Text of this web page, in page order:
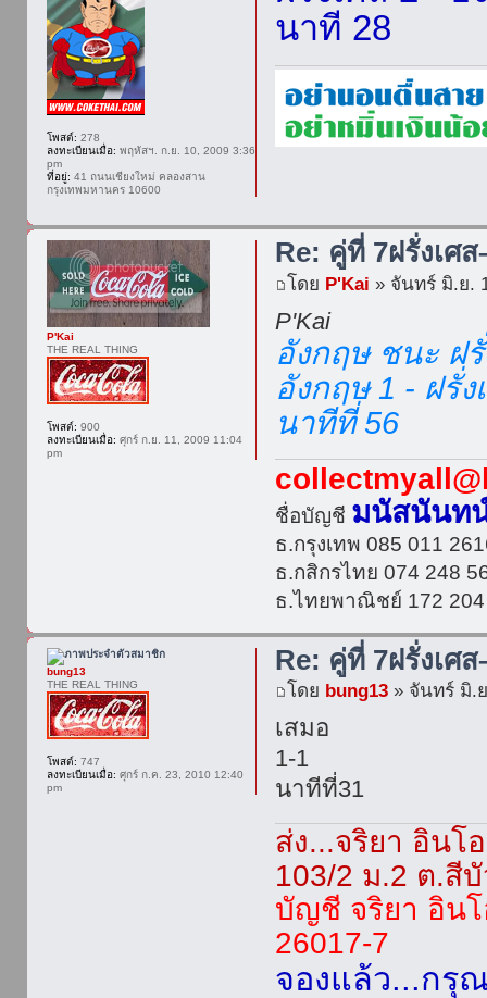
นาที 28
โพสต์: 278
ลงทะเบียนเมื่อ: พฤหัสฯ. ก.ย. 10, 2009 3:36
pm
ที่อยู่: 41 ถนนเชียงใหม่ คลองสาน
กรุงเทพมหานคร 10600
Re: คู่ที่ 7ฝรั่งเศ
โดย P'Kai » จันทร์ มิ.ย.
P'Kai
อังกฤษ ชนะ ฝรั่
อังกฤษ 1 - ฝรั่ง
นาทีที่ 56
ชื่อบัญชี มนัสนันท
ธ.กรุงเทพ 085 011
ธ.กสิกรไทย 074 248
ธ.ไทยพาณิชย์ 172 204
P'Kai
THE REAL THING
โพสต์: 900
ลงทะเบียนเมื่อ: ศุกร์ ก.ย. 11, 2009 11:04
pm
Re: คู่ที่ 7ฝรั่งเศ
โดย bung13 » จันทร์ มิ.
เสมอ
1-1
นาทีที่31
ส่ง...จริยา อินโ
103/2 ม.2 ต.สี
บัญชี จริยา อินโ
26017-7
จองแล้ว...กรุ
bung13
THE REAL THING
โพสต์: 747
ลงทะเบียนเมื่อ: ศุกร์ ก.ค. 23, 2010 12:40
pm